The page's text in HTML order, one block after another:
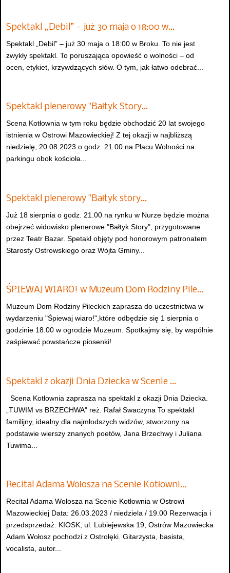
Spektakl „Debil” – już 30 maja o 18:00 w…
Spektakl „Debil” – już 30 maja o 18:00 w Broku. To nie jest
zwykły spektakl. To poruszająca opowieść o wolności – od
ocen, etykiet, krzywdzących słów. O tym, jak łatwo odebrać...
Spektakl plenerowy "Bałtyk Story…
Scena Kotłownia w tym roku będzie obchodzić 20 lat swojego
istnienia w Ostrowi Mazowieckiej! Z tej okazji w najbliższą
niedzielę, 20.08.2023 o godz. 21.00 na Placu Wolności na
parkingu obok kościoła...
Spektakl plenerowy "Bałtyk story…
Już 18 sierpnia o godz. 21.00 na rynku w Nurze będzie można
obejrzeć widowisko plenerowe "Bałtyk Story", przygotowane
przez Teatr Bazar. Spetakl objęty pod honorowym patronatem
Starosty Ostrowskiego oraz Wójta Gminy...
ŚPIEWAJ WIARO! w Muzeum Dom Rodziny Pile…
Muzeum Dom Rodziny Pileckich zaprasza do uczestnictwa w
wydarzeniu "Śpiewaj wiaro!",które odbędzie się 1 sierpnia o
godzinie 18.00 w ogrodzie Muzeum. Spotkajmy się, by wspólnie
zaśpiewać powstańcze piosenki!
Spektakl z okazji Dnia Dziecka w Scenie …
Scena Kotłownia zaprasza na spektakl z okazji Dnia Dziecka.
„TUWIM vs BRZECHWA" reż. Rafał Swaczyna To spektakl
familijny, idealny dla najmłodszych widzów, stworzony na
podstawie wierszy znanych poetów, Jana Brzechwy i Juliana
Tuwima...
Recital Adama Wołosza na Scenie Kotłowni…
Recital Adama Wołosza na Scenie Kotłownia w Ostrowi
Mazowieckiej Data: 26.03.2023 / niedziela / 19.00 Rezerwacja i
przedsprzedaż: KIOSK, ul. Lubiejewska 19, Ostrów Mazowiecka
Adam Wołosz pochodzi z Ostrołęki. Gitarzysta, basista,
vocalista, autor...